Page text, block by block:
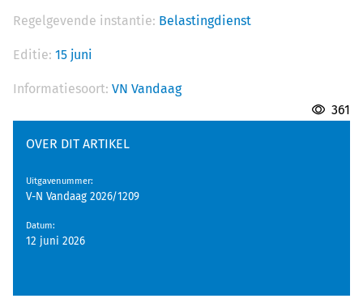
Regelgevende instantie: Belastingdienst
Editie: 15 juni
Informatiesoort: VN Vandaag
361
OVER DIT ARTIKEL
Uitgavenummer:
V-N Vandaag 2026/1209
Datum:
12 juni 2026